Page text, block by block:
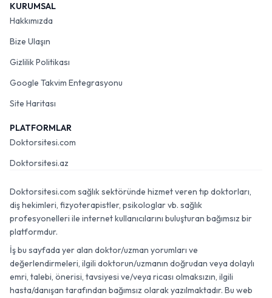
KURUMSAL
Hakkımızda
Bize Ulaşın
Gizlilik Politikası
Google Takvim Entegrasyonu
Site Haritası
PLATFORMLAR
Doktorsitesi.com
Doktorsitesi.az
Doktorsitesi.com sağlık sektöründe hizmet veren tıp doktorları,
diş hekimleri, fizyoterapistler, psikologlar vb. sağlık
profesyonelleri ile internet kullanıcılarını buluşturan bağımsız bir
platformdur.
İş bu sayfada yer alan doktor/uzman yorumları ve
değerlendirmeleri, ilgili doktorun/uzmanın doğrudan veya dolaylı
emri, talebi, önerisi, tavsiyesi ve/veya ricası olmaksızın, ilgili
hasta/danışan tarafından bağımsız olarak yazılmaktadır. Bu web